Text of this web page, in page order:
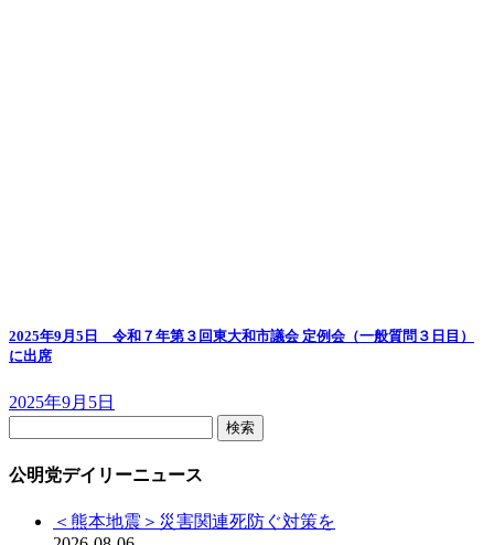
2025年9月5日 令和７年第３回東大和市議会 定例会（一般質問３日目）
に出席
2025年9月5日
公明党デイリーニュース
＜熊本地震＞災害関連死防ぐ対策を